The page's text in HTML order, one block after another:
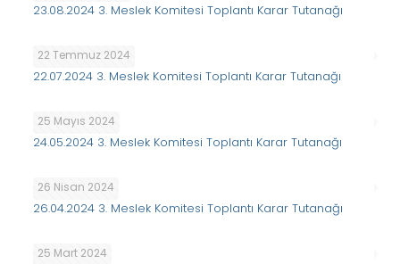
23.08.2024 3. Meslek Komitesi Toplantı Karar Tutanağı
22 Temmuz 2024
22.07.2024 3. Meslek Komitesi Toplantı Karar Tutanağı
25 Mayıs 2024
24.05.2024 3. Meslek Komitesi Toplantı Karar Tutanağı
26 Nisan 2024
26.04.2024 3. Meslek Komitesi Toplantı Karar Tutanağı
25 Mart 2024